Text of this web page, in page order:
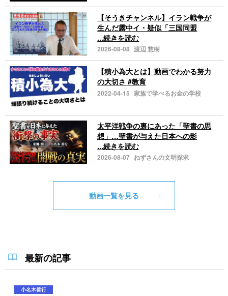
【そうきチャンネル】イラン戦争が
生んだ露中イ・疑似「三国同盟
...続きを読む
2026-08-08 渡辺 惣樹
【積小為大とは】動画でわかる努力
の大切さ #教育
2022-04-15 家族で学べるお金の学校
太平洋戦争の裏にあった「聖書の思
想」…聖書が与えた日本への影
...続きを読む
2026-08-07 ねずさんの文明探求
動画一覧を見る
最新の記事